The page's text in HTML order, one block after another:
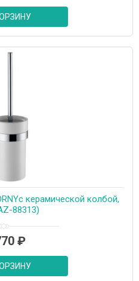
керамической колбой,
88313)
₽